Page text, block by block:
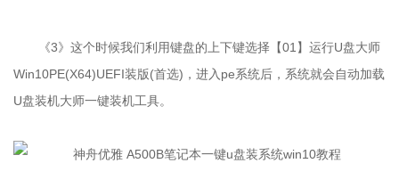
《3》这个时候我们利用键盘的上下键选择【01】运行U盘大师
Win10PE(X64)UEFI装版(首选)，进入pe系统后，系统就会自动加载
U盘装机大师一键装机工具。